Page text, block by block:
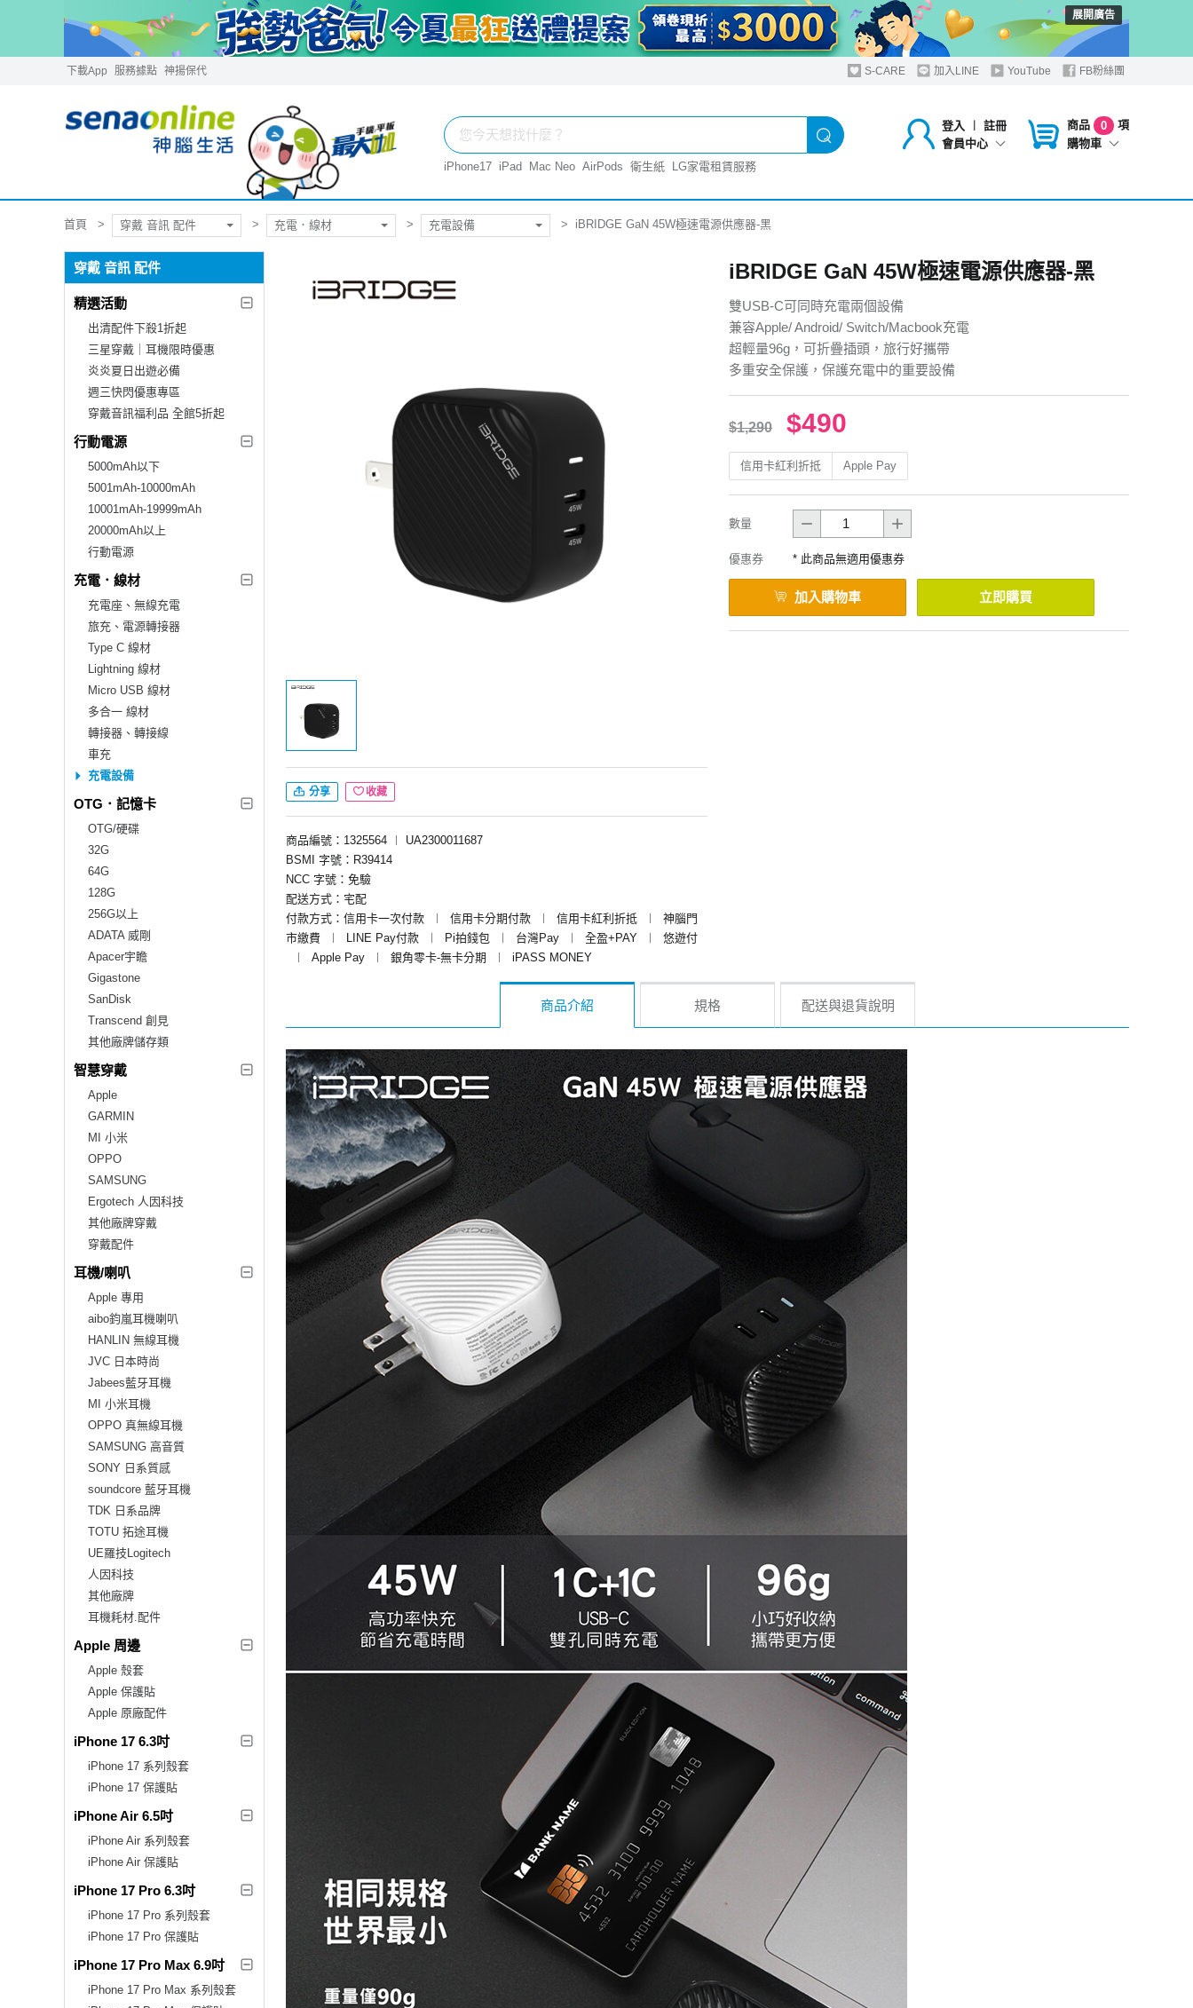
展開廣告
下載App 服務據點 神揚保代 S-CARE 加入LINE YouTube FB粉絲團
登入 ︱
註冊
會員中心
商品 0
項
購物車
iPhone17 iPad Mac Neo AirPods 衛生紙 LG家電租賃服務
首頁 穿戴 音訊 配件 充電．線材 充電設備 iBRIDGE GaN 45W極速電源供應器-黑
穿戴 音訊 配件
精選活動
出清配件下殺1折起
三星穿戴｜耳機限時優惠
炎炎夏日出遊必備
週三快閃優惠專區
穿戴音訊福利品 全館5折起
行動電源
5000mAh以下
5001mAh-10000mAh
10001mAh-19999mAh
20000mAh以上
行動電源
充電．線材
充電座、無線充電
旅充、電源轉接器
Type C 線材
Lightning 線材
Micro USB 線材
多合一 線材
轉接器、轉接線
車充
充電設備
OTG．記憶卡
OTG/硬碟
32G
64G
128G
256G以上
ADATA 威剛
Apacer宇瞻
Gigastone
SanDisk
Transcend 創見
其他廠牌儲存類
智慧穿戴
Apple
GARMIN
MI 小米
OPPO
SAMSUNG
Ergotech 人因科技
其他廠牌穿戴
穿戴配件
耳機/喇叭
Apple 專用
aibo鈞嵐耳機喇叭
HANLIN 無線耳機
JVC 日本時尚
Jabees藍牙耳機
MI 小米耳機
OPPO 真無線耳機
SAMSUNG 高音質
SONY 日系質感
soundcore 藍牙耳機
TDK 日系品牌
TOTU 拓途耳機
UE羅技Logitech
人因科技
其他廠牌
耳機耗材.配件
Apple 周邊
Apple 殼套
Apple 保護貼
Apple 原廠配件
iPhone 17 6.3吋
iPhone 17 系列殼套
iPhone 17 保護貼
iPhone Air 6.5吋
iPhone Air 系列殼套
iPhone Air 保護貼
iPhone 17 Pro 6.3吋
iPhone 17 Pro 系列殼套
iPhone 17 Pro 保護貼
iPhone 17 Pro Max 6.9吋
iPhone 17 Pro Max 系列殼套
分享 收藏
商品編號：1325564 ︱
UA2300011687
BSMI 字號：R39414
NCC 字號：免驗
配送方式：宅配
付款方式：信用卡一次付款
︱ 信用卡分期付款 ︱ 信用卡紅利折抵 ︱
神腦門
市繳費
︱ LINE Pay付款 ︱ Pi拍錢包 ︱ 台灣Pay ︱ 全盈+PAY ︱
悠遊付
︱
Apple Pay ︱ 銀角零卡-無卡分期 ︱ iPASS MONEY
iBRIDGE GaN 45W極速電源供應器-黑
雙USB-C可同時充電兩個設備
兼容Apple/ Android/ Switch/Macbook充電
超輕量96g，可折疊插頭，旅行好攜帶
多重安全保護，保護充電中的重要設備
$1,290 $490
信用卡紅利折抵 Apple Pay
數量
優惠券 * 此商品無適用優惠券
加入購物車 立即購買
商品介紹 規格 配送與退貨說明